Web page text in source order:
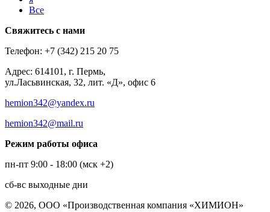
Все
Свяжитесь с нами
Телефон: +7 (342) 215 20 75
Адрес: 614101, г. Пермь,
ул.Ласьвинская, 32, лит. «Д», офис 6
hemion342@yandex.ru
hemion342@mail.ru
Режим работы офиса
пн-пт 9:00 - 18:00 (мск +2)
сб-вс выходные дни
© 2026, ООО «Производственная компания «ХИМИОН»